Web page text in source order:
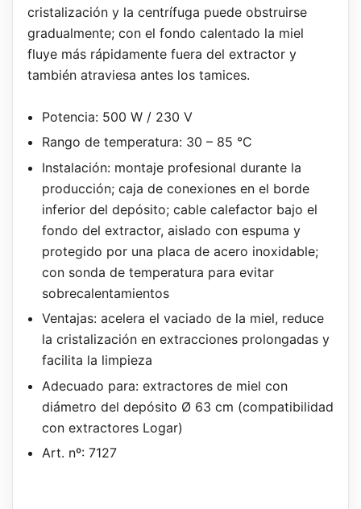
cristalización y la centrífuga puede obstruirse
gradualmente; con el fondo calentado la miel
fluye más rápidamente fuera del extractor y
también atraviesa antes los tamices.
Potencia: 500 W / 230 V
Rango de temperatura: 30 – 85 °C
Instalación: montaje profesional durante la
producción; caja de conexiones en el borde
inferior del depósito; cable calefactor bajo el
fondo del extractor, aislado con espuma y
protegido por una placa de acero inoxidable;
con sonda de temperatura para evitar
sobrecalentamientos
Ventajas: acelera el vaciado de la miel, reduce
la cristalización en extracciones prolongadas y
facilita la limpieza
Adecuado para: extractores de miel con
diámetro del depósito Ø 63 cm (compatibilidad
con extractores Logar)
Art. nº: 7127